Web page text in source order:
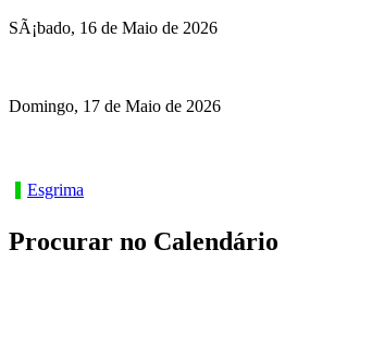
SÃ¡bado, 16 de Maio de 2026
Domingo, 17 de Maio de 2026
Esgrima
Procurar no Calendário